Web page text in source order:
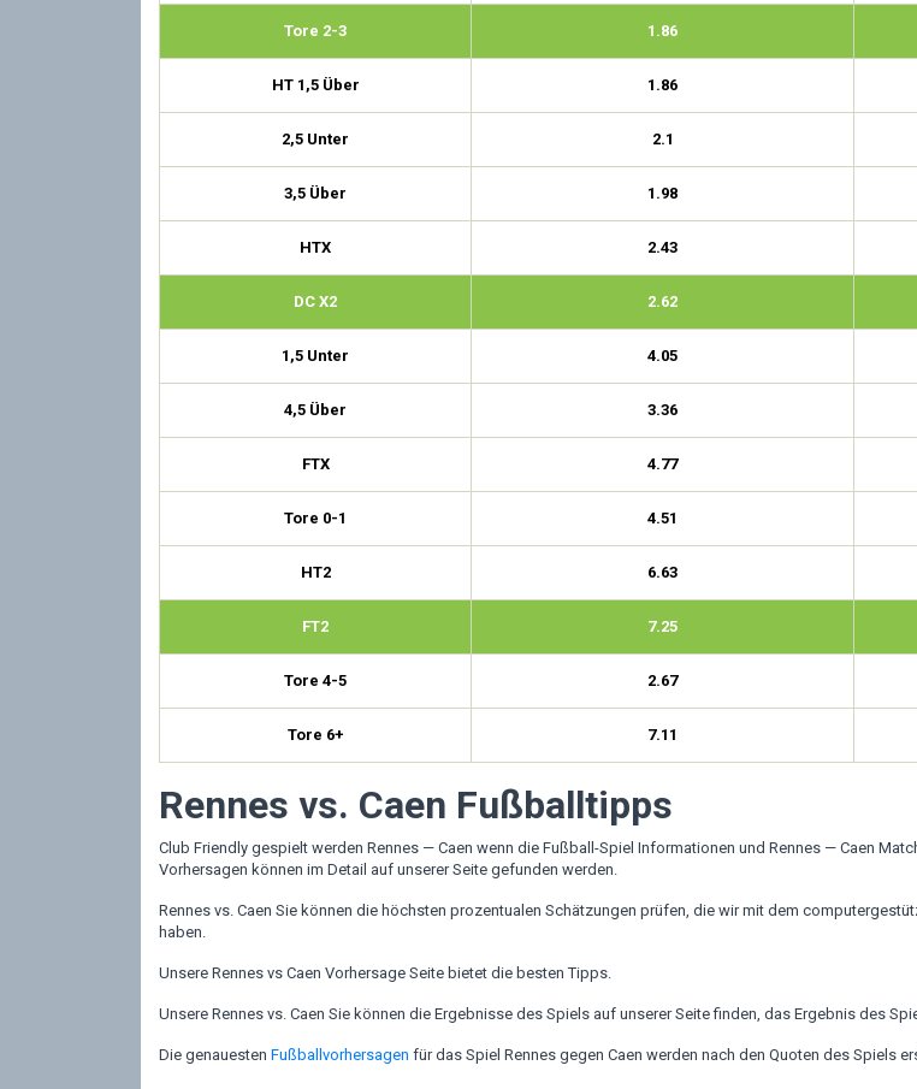
Tore 2-3 1.86
HT 1,5 Über 1.86
2,5 Unter 2.1
3,5 Über 1.98
HTX 2.43
DC X2 2.62
1,5 Unter 4.05
4,5 Über 3.36
FTX 4.77
Tore 0-1 4.51
HT2 6.63
FT2 7.25
Tore 4-5 2.67
Tore 6+ 7.11
Rennes vs. Caen Fußballtipps
Club Friendly gespielt werden Rennes — Caen wenn die Fußball-Spiel Informationen und Rennes — Caen
Vorhersagen können im Detail auf unserer Seite gefunden werden.
Rennes vs. Caen Sie können die höchsten prozentualen Schätzungen prüfen, die wir mit dem
haben.
Unsere Rennes vs Caen Vorhersage Seite bietet die besten Tipps.
Unsere Rennes vs. Caen Sie können die Ergebnisse des Spiels auf unserer Seite finden, das Ergebnis des
Die genauesten Fußballvorhersagen für das Spiel Rennes gegen Caen werden nach den Quoten des Spiels